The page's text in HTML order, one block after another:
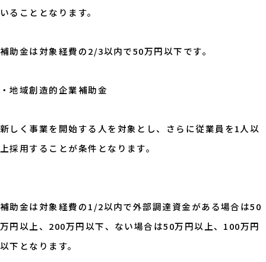
いることとなります。
補助金は対象経費の2/3以内で50万円以下です。
・地域創造的企業補助金
新しく事業を開始する人を対象とし、さらに従業員を1人以
上採用することが条件となります。
補助金は対象経費の1/2以内で外部調達資金がある場合は50
万円以上、200万円以下、ない場合は50万円以上、100万円
以下となります。